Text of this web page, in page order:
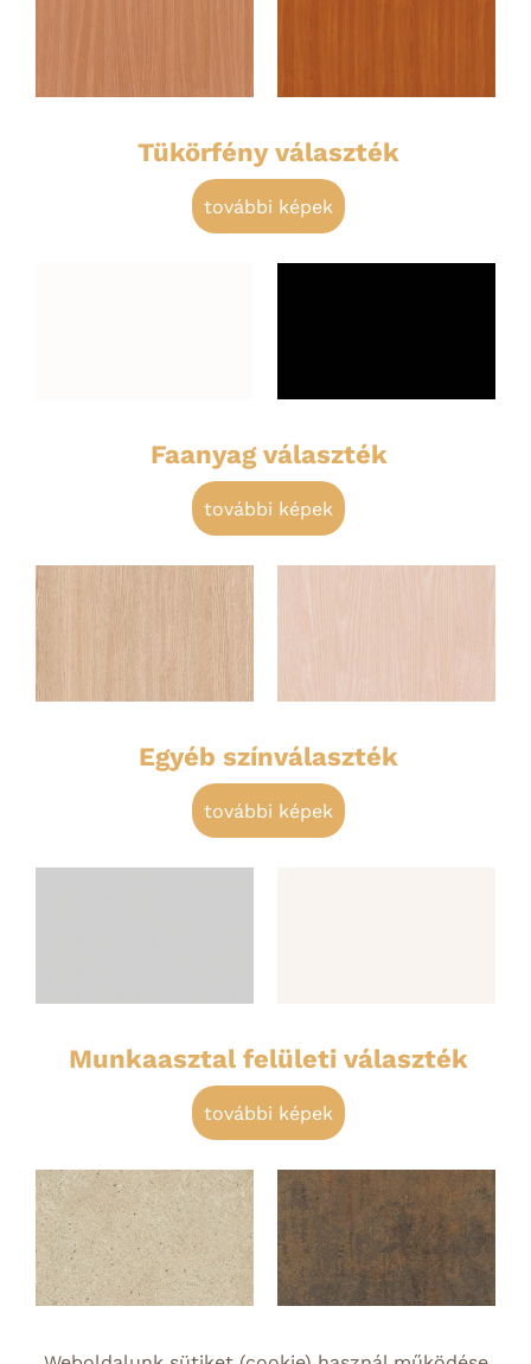
Tükörfény választék
további képek
Faanyag választék
további képek
Egyéb színválaszték
további képek
Munkaasztal felületi választék
további képek